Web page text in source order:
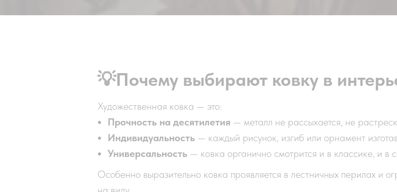
💡Почему выбирают ковку в
Художественная ковка — это:
Прочность на десятилетия — металл не рассыхается, не
Индивидуальность — каждый рисунок, изгиб или орнамент
Универсальность — ковка органично смотрится и в классике, и в
Особенно выразительно ковка проявляется в лестничных перилах и